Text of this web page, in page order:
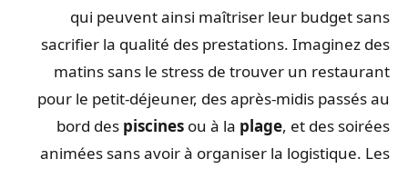
qui peuvent ainsi maîtriser leur budget sans
sacrifier la qualité des prestations. Imaginez des
matins sans le stress de trouver un restaurant
pour le petit-déjeuner, des après-midis passés au
bord despiscines ou à laplage , et des soirées
animées sans avoir à organiser la logistique. Les